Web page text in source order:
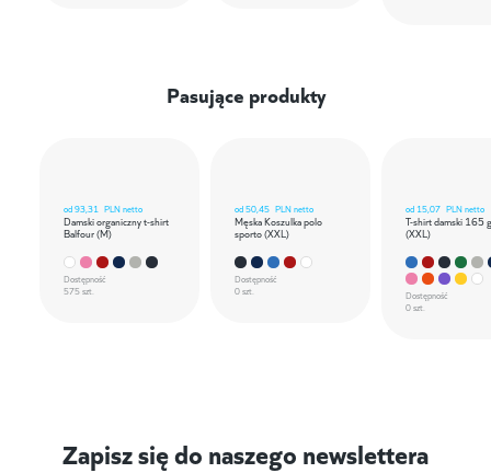
Pasujące produkty
od93,31 PLN netto
Damski organiczny t-shirt
Balfour (M)
Dostępność
575 szt.
od50,45 PLN netto
Męska Koszulka polo
sporto (XXL)
Dostępność
0 szt.
od 15,07 PLN netto
T-shirt damski 165
(XXL)
Dostępność
0 szt.
Zapisz się do naszego newslettera